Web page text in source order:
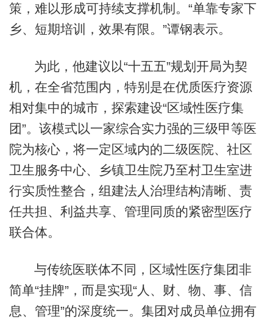
策，难以形成可持续支撑机制。“单靠专家下
乡、短期培训，效果有限。”谭钢表示。
为此，他建议以“十五五”规划开局为契
机，在全省范围内，特别是在优质医疗资源
相对集中的城市，探索建设“区域性医疗集
团”。该模式以一家综合实力强的三级甲等医
院为核心，将一定区域内的二级医院、社区
卫生服务中心、乡镇卫生院乃至村卫生室进
行实质性整合，组建法人治理结构清晰、责
任共担、利益共享、管理同质的紧密型医疗
联合体。
与传统医联体不同，区域性医疗集团非
简单“挂牌”，而是实现“人、财、物、事、信
息、管理”的深度统一。集团对成员单位拥有